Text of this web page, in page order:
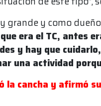
grande y como
era el TC, antes
y hay que
una actividad
la cancha y afirmó